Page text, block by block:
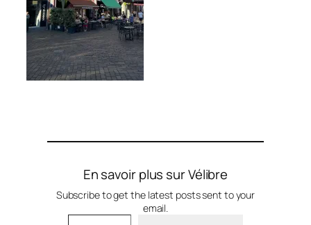
En savoir plus sur Vélibre
Subscribe to get the latest posts sent to your
email.
Saisissez votre adresse e-mail…